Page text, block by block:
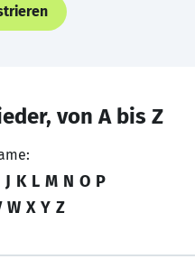
von A bis Z
J K L M N O P
W X Y Z